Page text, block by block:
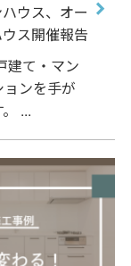
ウス、 オー
ス開催報告
建て・マン
ンを手が
...